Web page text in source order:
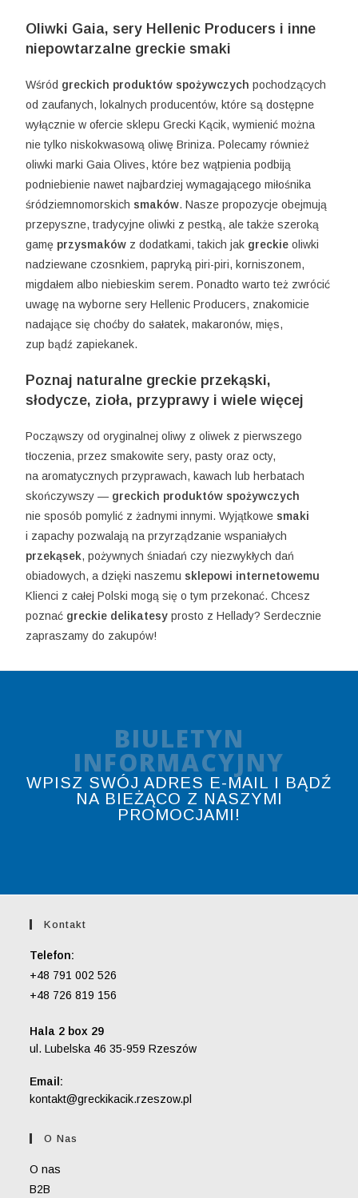
Oliwki Gaia, sery Hellenic Producers i inne
niepowtarzalne greckie smaki
Wśród greckich produktów spożywczych pochodzących
od zaufanych, lokalnych producentów, które są dostępne
wyłącznie w ofercie sklepu Grecki Kącik, wymienić można
nie tylko niskokwasową oliwę Briniza. Polecamy również
oliwki marki Gaia Olives, które bez wątpienia podbiją
podniebienie nawet najbardziej wymagającego miłośnika
śródziemnomorskich smaków. Nasze propozycje obejmują
przepyszne, tradycyjne oliwki z pestką, ale także szeroką
gamę przysmaków z dodatkami, takich jak greckie oliwki
nadziewane czosnkiem, papryką piri-piri, korniszonem,
migdałem albo niebieskim serem. Ponadto warto też zwrócić
uwagę na wyborne sery Hellenic Producers, znakomicie
nadające się choćby do sałatek, makaronów, mięs,
zup bądź zapiekanek.
Poznaj naturalne greckie przekąski,
słodycze, zioła, przyprawy i wiele więcej
Począwszy od oryginalnej oliwy z oliwek z pierwszego
tłoczenia, przez smakowite sery, pasty oraz octy,
na aromatycznych przyprawach, kawach lub herbatach
skończywszy — greckich produktów spożywczych
nie sposób pomylić z żadnymi innymi. Wyjątkowe smaki
i zapachy pozwalają na przyrządzanie wspaniałych
przekąsek, pożywnych śniadań czy niezwykłych dań
obiadowych, a dzięki naszemu sklepowi internetowemu
Klienci z całej Polski mogą się o tym przekonać. Chcesz
poznać greckie delikatesy prosto z Hellady? Serdecznie
zapraszamy do zakupów!
BIULETYN
INFORMACYJNY
WPISZ SWÓJ ADRES E-MAIL I BĄDŹ
NA BIEŻĄCO Z NASZYMI
PROMOCJAMI!
Kontakt
Telefon:
+48 791 002 526
+48 726 819 156
Hala 2 box 29
ul. Lubelska 46 35-959 Rzeszów
Email:
kontakt@greckikacik.rzeszow.pl
O Nas
O nas
B2B